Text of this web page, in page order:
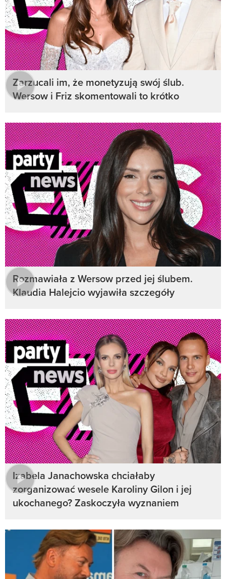
Zarzucali im, że monetyzują swój ślub.
Wersow i Friz skomentowali to krótko
Rozmawiała z Wersow przed jej ślubem.
Klaudia Halejcio wyjawiła szczegóły
Izabela Janachowska chciałaby
zorganizować wesele Karoliny Gilon i jej
ukochanego? Zaskoczyła wyznaniem